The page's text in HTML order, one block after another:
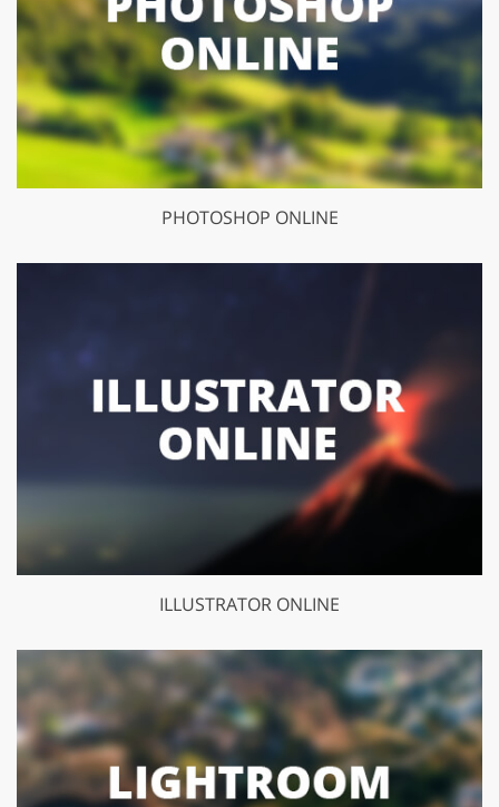
PHOTOSHOP ONLINE
ILLUSTRATOR ONLINE